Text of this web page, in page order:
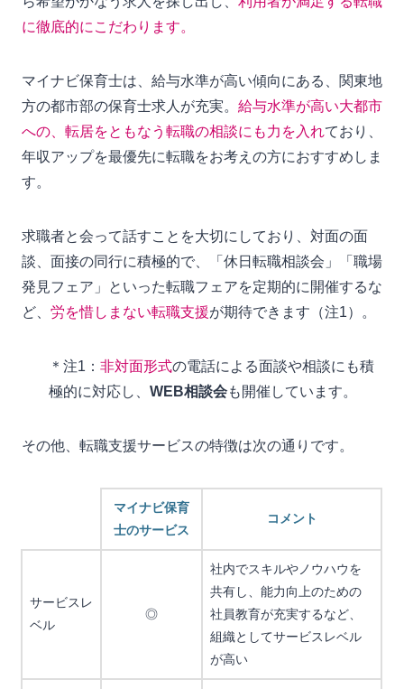
に徹底的にこだわります。
マイナビ保育士は、給与水準が高い傾向にある、関東地
方の都市部の保育士求人が充実。 給与水準が高い大都市
への、転居をともなう転職の相談にも力を入れており、
年収アップを最優先に転職をお考えの方におすすめしま
す。
求職者と会って話すことを大切にしており、対面の面
談、面接の同行に積極的で、「休日転職相談会」「職場
発見フェア」といった転職フェアを定期的に開催するな
ど、 労を惜しまない転職支援が期待できます（注1）。
＊注1： 非対面形式の電話による面談や相談にも積
極的に対応し、 WEB相談会も開催しています。
その他、転職支援サービスの特徴は次の通りです。
マイナビ保育
士のサービス
コメント
サービスレ
ベル
◎
社内でスキルやノウハウを
共有し、能力向上のための
社員教育が充実するなど、
組織としてサービスレベル
が高い